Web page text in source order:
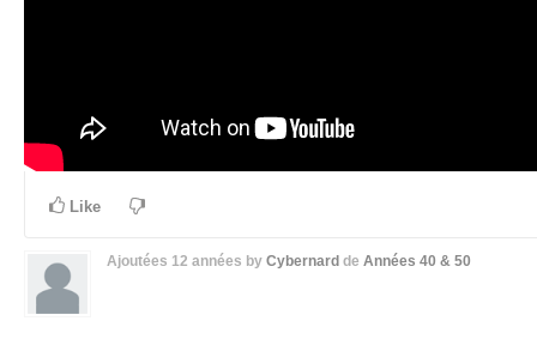
Like
Ajoutées 12 années by Cybernard de Années 40 & 50